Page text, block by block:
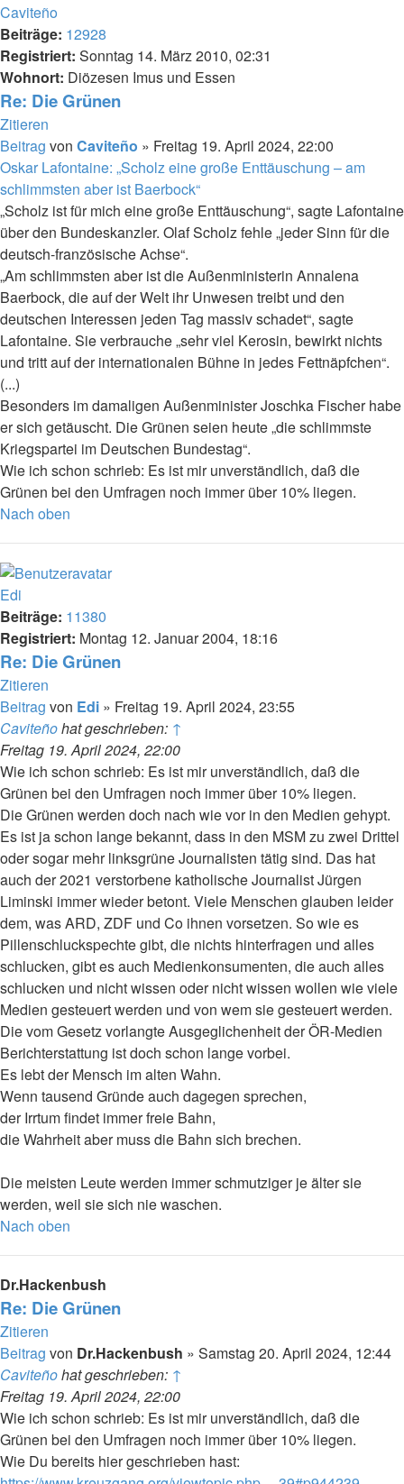
Caviteño
Beiträge: 12928
Registriert: Sonntag 14. März 2010, 02:31
Wohnort: Diözesen Imus und Essen
Re: Die Grünen
Zitieren
Beitrag von Caviteño » Freitag 19. April 2024, 22:00
Oskar Lafontaine: „Scholz eine große Enttäuschung – am
schlimmsten aber ist Baerbock“
„Scholz ist für mich eine große Enttäuschung“, sagte Lafontaine
über den Bundeskanzler. Olaf Scholz fehle „jeder Sinn für die
deutsch-französische Achse“.
„Am schlimmsten aber ist die Außenministerin Annalena
Baerbock, die auf der Welt ihr Unwesen treibt und den
deutschen Interessen jeden Tag massiv schadet“, sagte
Lafontaine. Sie verbrauche „sehr viel Kerosin, bewirkt nichts
und tritt auf der internationalen Bühne in jedes Fettnäpfchen“.
(...)
Besonders im damaligen Außenminister Joschka Fischer habe
er sich getäuscht. Die Grünen seien heute „die schlimmste
Kriegspartei im Deutschen Bundestag“.
Wie ich schon schrieb: Es ist mir unverständlich, daß die
Grünen bei den Umfragen noch immer über 10% liegen.
Nach oben
Edi
Beiträge: 11380
Registriert: Montag 12. Januar 2004, 18:16
Re: Die Grünen
Zitieren
Beitrag von Edi » Freitag 19. April 2024, 23:55
Caviteñohat geschrieben: ↑
Freitag 19. April 2024, 22:00
Wie ich schon schrieb: Es ist mir unverständlich, daß die
Grünen bei den Umfragen noch immer über 10% liegen.
Die Grünen werden doch nach wie vor in den Medien gehypt.
Es ist ja schon lange bekannt, dass in den MSM zu zwei Drittel
oder sogar mehr linksgrüne Journalisten tätig sind. Das hat
auch der 2021 verstorbene katholische Journalist Jürgen
Liminski immer wieder betont. Viele Menschen glauben leider
dem, was ARD, ZDF und Co ihnen vorsetzen. So wie es
Pillenschluckspechte gibt, die nichts hinterfragen und alles
schlucken, gibt es auch Medienkonsumenten, die auch alles
schlucken und nicht wissen oder nicht wissen wollen wie viele
Medien gesteuert werden und von wem sie gesteuert werden.
Die vom Gesetz vorlangte Ausgeglichenheit der ÖR-Medien
Berichterstattung ist doch schon lange vorbei.
Es lebt der Mensch im alten Wahn.
Wenn tausend Gründe auch dagegen sprechen,
der Irrtum findet immer freie Bahn,
die Wahrheit aber muss die Bahn sich brechen.
Die meisten Leute werden immer schmutziger je älter sie
werden, weil sie sich nie waschen.
Nach oben
Dr.Hackenbush
Re: Die Grünen
Zitieren
Beitrag von Dr.Hackenbush » Samstag 20. April 2024, 12:44
Caviteñohat geschrieben: ↑
Freitag 19. April 2024, 22:00
Wie ich schon schrieb: Es ist mir unverständlich, daß die
Grünen bei den Umfragen noch immer über 10% liegen.
Wie Du bereits hier geschrieben hast: